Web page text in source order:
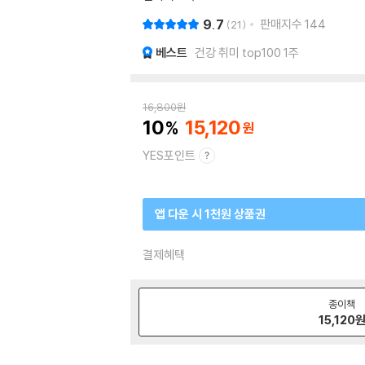
9.7 21 판매지수 144
베스트 건강 취미 top100 1주
16,800원
10 15,120
YES포인트
앱 다운 시 1천원 상품권
결제혜택
종이책
15,120원